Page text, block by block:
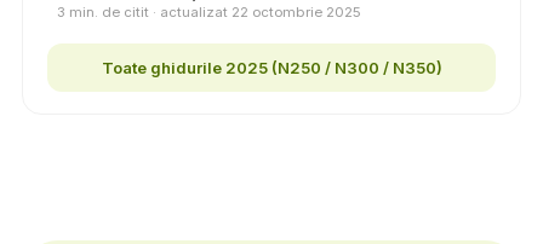
3 min. de citit · actualizat 22 octombrie 2025
Toate ghidurile 2025 (N250 / N300 / N350)